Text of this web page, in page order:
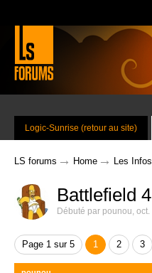
Logic-Sunrise (retour au site)
LS forums → Home → Les
Battlefield
Débuté par pounou, oct.
Page 1 sur 5 1 2 3